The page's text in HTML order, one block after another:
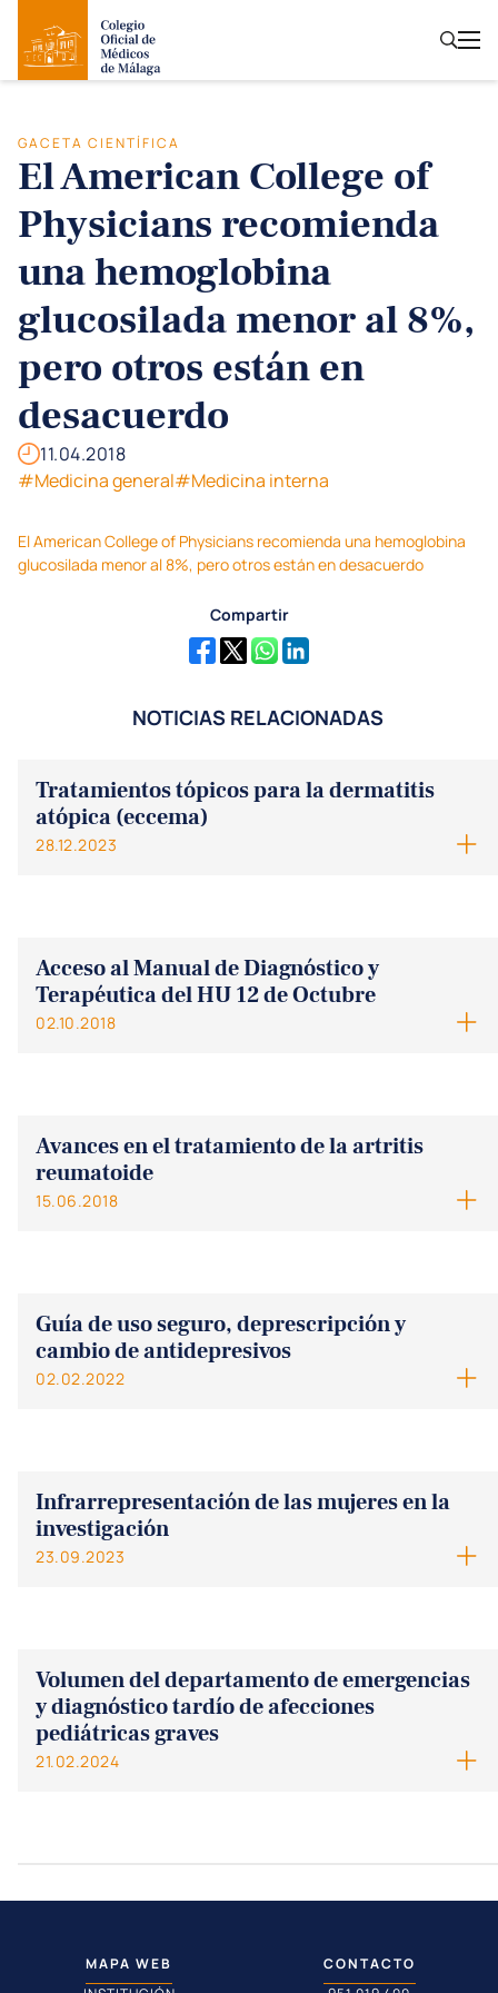
GACETA CIENTÍFICA
El American College of
Physicians recomienda
una hemoglobina
glucosilada menor al 8%,
pero otros están en
desacuerdo
11.04.2018
#Medicina general#Medicina interna
El American College of Physicians recomienda una hemoglobina
glucosilada menor al 8%, pero otros están en desacuerdo
Compartir
NOTICIAS RELACIONADAS
Tratamientos tópicos para la dermatitis
atópica (eccema)
28.12.2023
Acceso al Manual de Diagnóstico y
Terapéutica del HU 12 de Octubre
02.10.2018
Avances en el tratamiento de la artritis
reumatoide
15.06.2018
Guía de uso seguro, deprescripción y
cambio de antidepresivos
02.02.2022
Infrarrepresentación de las mujeres en la
investigación
23.09.2023
Volumen del departamento de emergencias
y diagnóstico tardío de afecciones
pediátricas graves
21.02.2024
MAPA WEB
CONTACTO